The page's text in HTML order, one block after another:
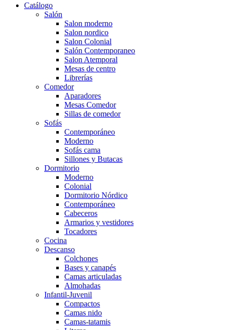
Catálogo
Salón
Salon moderno
Salon nordico
Salon Colonial
Salón Contemporaneo
Salon Atemporal
Mesas de centro
Librerías
Comedor
Aparadores
Mesas Comedor
Sillas de comedor
Sofás
Contemporáneo
Moderno
Sofás cama
Sillones y Butacas
Dormitorio
Moderno
Colonial
Dormitorio Nórdico
Contemporáneo
Cabeceros
Armarios y vestidores
Tocadores
Cocina
Descanso
Colchones
Bases y canapés
Camas articuladas
Almohadas
Infantil-Juvenil
Compactos
Camas nido
Camas-tatamis